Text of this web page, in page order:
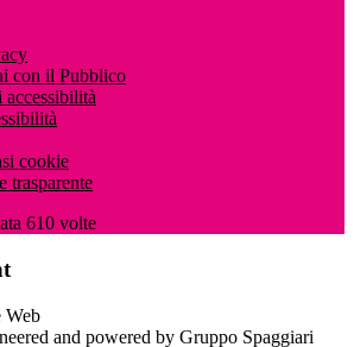
con il Pubblico
cookie
trasparente
610 volte
and powered by Gruppo Spaggiari